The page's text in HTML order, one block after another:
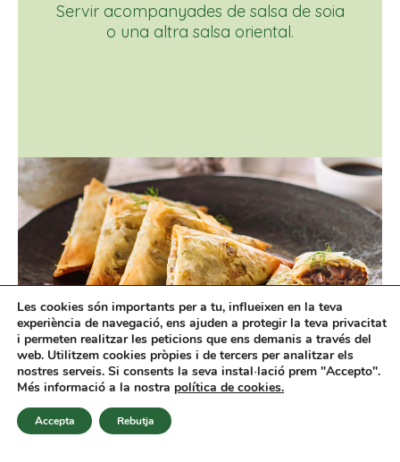
Servir acompanyades de salsa de soia
o una altra salsa oriental.
© 2026 Ona Veggies
Avís legal
Política de privacitat
Les cookies són importants per a tu, influeixen en la teva
experiència de navegació, ens ajuden a protegir la teva privacitat
i permeten realitzar les peticions que ens demanis a través del
web. Utilitzem cookies pròpies i de tercers per analitzar els
nostres serveis. Si consents la seva instal·lació prem "Accepto".
Més informació a la nostra política de cookies.
Accepta Rebutja